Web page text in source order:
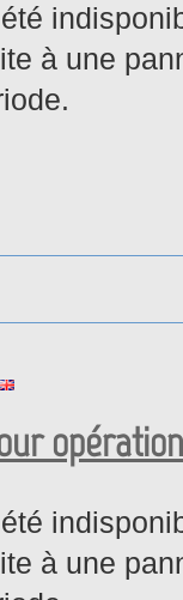
à une
: Retour
à une